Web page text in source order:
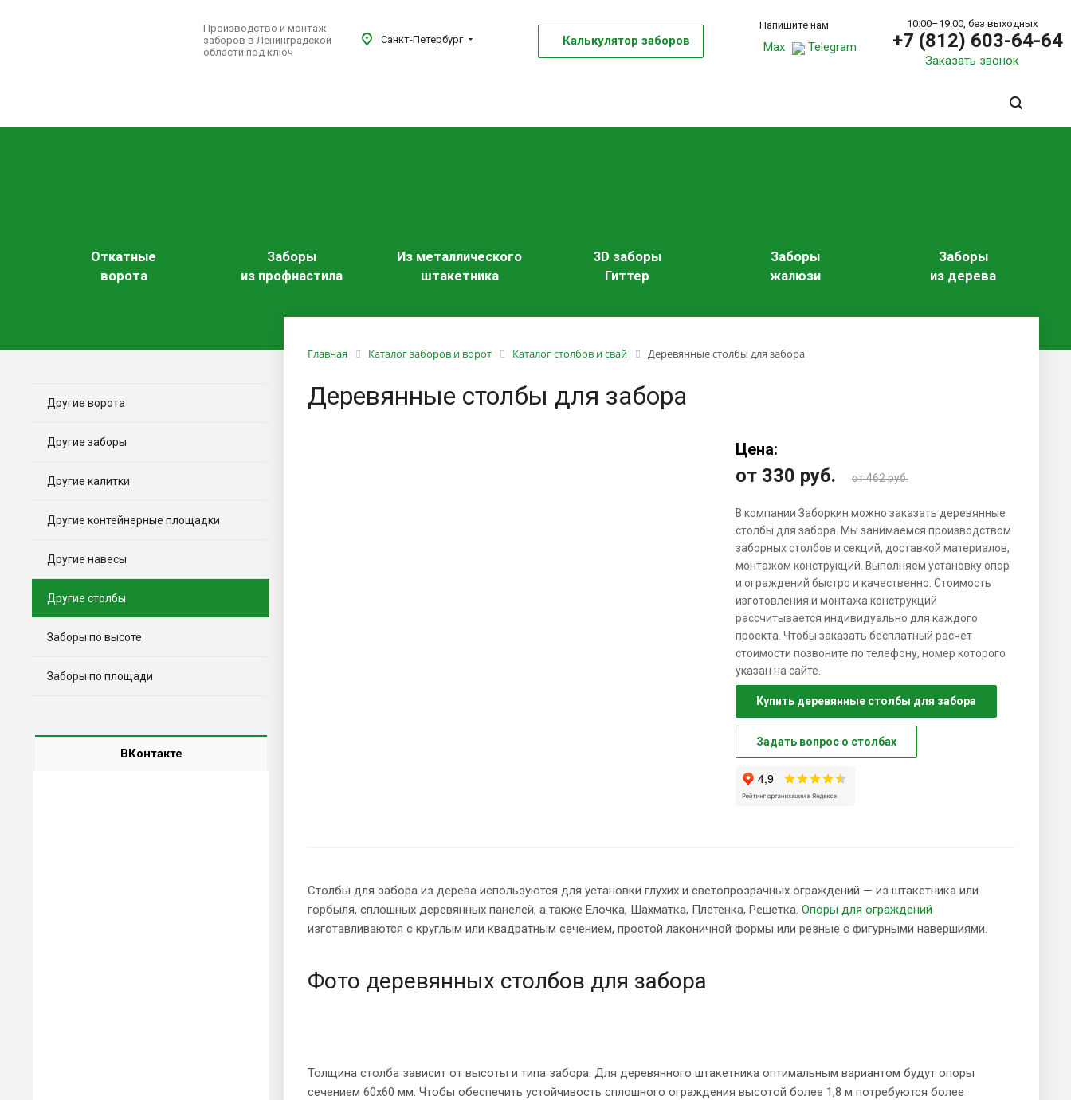
Производство и монтаж
заборов в Ленинградской
области под ключ
Санкт-Петербург Калькулятор заборов
Напишите нам
Max Telegram
10:00–19:00, без выходных
+7 (812) 603-64-64
Заказать звонок
Откатные
ворота
Заборы
из профнастила
Из металлического
штакетника
3D заборы
Гиттер
Заборы
жалюзи
Заборы
из дерева
Главная Каталог заборов и ворот Каталог столбов и свай Деревянные столбы для забора
Деревянные столбы для забора
Цена:
от 330 руб. от 462 руб.
В компании Заборкин можно заказать деревянные
столбы для забора. Мы занимаемся производством
заборных столбов и секций, доставкой материалов,
монтажом конструкций. Выполняем установку опор
и ограждений быстро и качественно. Стоимость
изготовления и монтажа конструкций
рассчитывается индивидуально для каждого
проекта. Чтобы заказать бесплатный расчет
стоимости позвоните по телефону, номер которого
указан на сайте.
Купить деревянные столбы для забора
Задать вопрос о столбах
Столбы для забора из дерева используются для установки глухих и светопрозрачных ограждений — из штакетника или
горбыля, сплошных деревянных панелей, а также Елочка, Шахматка, Плетенка, Решетка. Опоры для ограждений
изготавливаются с круглым или квадратным сечением, простой лаконичной формы или резные с фигурными навершиями.
Фото деревянных столбов для забора
Толщина столба зависит от высоты и типа забора. Для деревянного штакетника оптимальным вариантом будут опоры
сечением 60х60 мм. Чтобы обеспечить устойчивость сплошного ограждения высотой более 1,8 м потребуются более
Другие ворота
Другие заборы
Другие калитки
Другие контейнерные площадки
Другие навесы
Другие столбы
Заборы по высоте
Заборы по площади
ВКонтакте